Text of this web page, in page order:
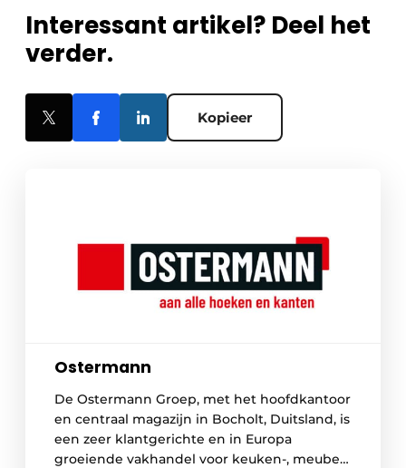
Interessant artikel? Deel het
verder.
Kopieer
Ostermann
De Ostermann Groep, met het hoofdkantoor
en centraal magazijn in Bocholt, Duitsland, is
een zeer klantgerichte en in Europa
groeiende vakhandel voor keuken-, meubel-